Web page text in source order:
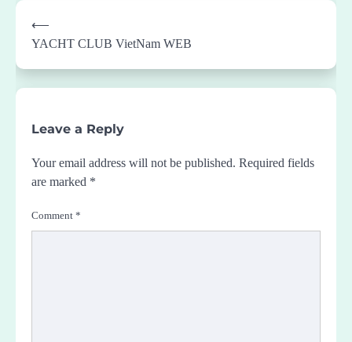
Post
navigation
⟵
YACHT CLUB VietNam WEB
Leave a Reply
Your email address will not be published. Required fields
are marked *
Comment *